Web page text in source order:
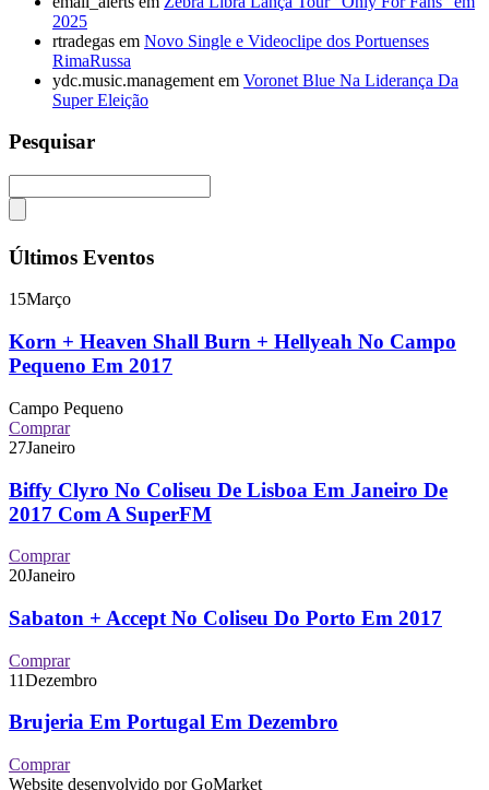
2025
rtradegas em Novo Single e Videoclipe dos Portuenses
RimaRussa
ydc.music.management em Voronet Blue Na Liderança Da
Super Eleição
Pesquisar
Últimos Eventos
15Março
Korn + Heaven Shall Burn + Hellyeah No Campo
Pequeno Em 2017
Campo Pequeno
Comprar
27Janeiro
Biffy Clyro No Coliseu De Lisboa Em Janeiro De
2017 Com A SuperFM
Comprar
20Janeiro
Sabaton + Accept No Coliseu Do Porto Em 2017
Comprar
11Dezembro
Brujeria Em Portugal Em Dezembro
Comprar
Website desenvolvido por GoMarket